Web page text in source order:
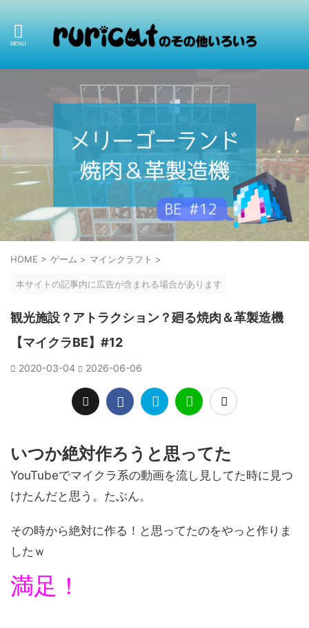
HOME > ゲーム > マインクラフト >
本サイトの記事内に広告が含まれる場合があります
観光施設？アトラクション？廻る焼肉＆革製造機
【マイクラBE】#12
2020-03-04 2026-06-06
いつか絶対作ろうと思ってた
YouTubeでマイクラ系の動画を流し見してた時に見つ
けたんだと思う。たぶん。
その時から絶対に作る！ と思ってたのをやっと作りま
したｗ
満足！